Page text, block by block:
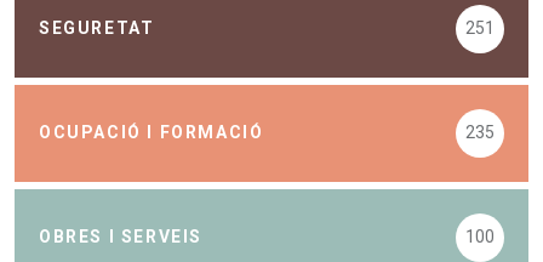
SEGURETAT 251
OCUPACIÓ I FORMACIÓ 235
OBRES I SERVEIS 100